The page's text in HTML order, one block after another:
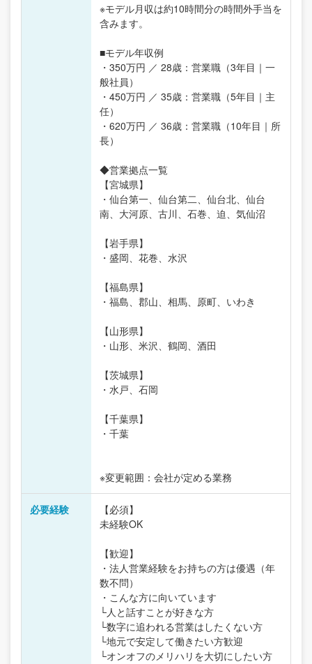
※モデル月収は約10時間分の時間外手当を
含みます。
■モデル年収例
・350万円 ／ 28歳：営業職（3年目｜一
般社員）
・450万円 ／ 35歳：営業職（5年目｜主
任）
・620万円 ／ 36歳：営業職（10年目｜所
長）
◆営業拠点一覧
【宮城県】
・仙台第一、仙台第二、仙台北、仙台
南、大河原、古川、石巻、迫、気仙沼
【岩手県】
・盛岡、花巻、水沢
【福島県】
・福島、郡山、相馬、原町、いわき
【山形県】
・山形、米沢、鶴岡、酒田
【茨城県】
・水戸、石岡
【千葉県】
・千葉
※変更範囲：会社が定める業務
必要経験
【必須】
未経験OK
【歓迎】
・法人営業経験をお持ちの方は優遇（年
数不問）
・こんな方に向いています
└人と話すことが好きな方
└数字に追われる営業はしたくない方
└地元で安定して働きたい方歓迎
└オンオフのメリハリを大切にしたい方